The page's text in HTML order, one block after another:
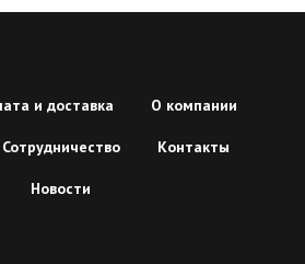
и доставка О компании
Сотрудничество Контакты
Новости